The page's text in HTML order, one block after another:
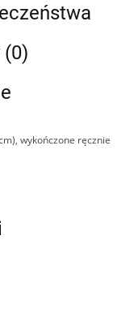
(0)
wykończone ręcznie